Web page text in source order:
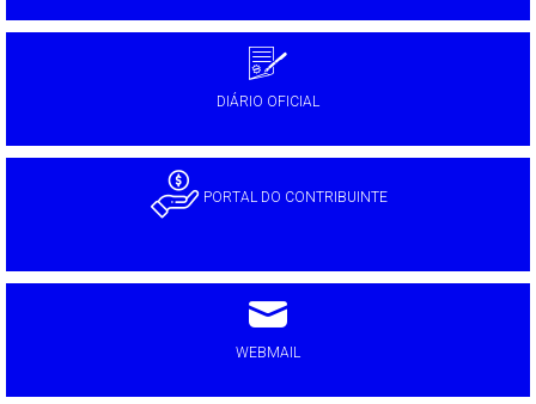
DIÁRIO OFICIAL
PORTAL DO CONTRIBUINTE
WEBMAIL